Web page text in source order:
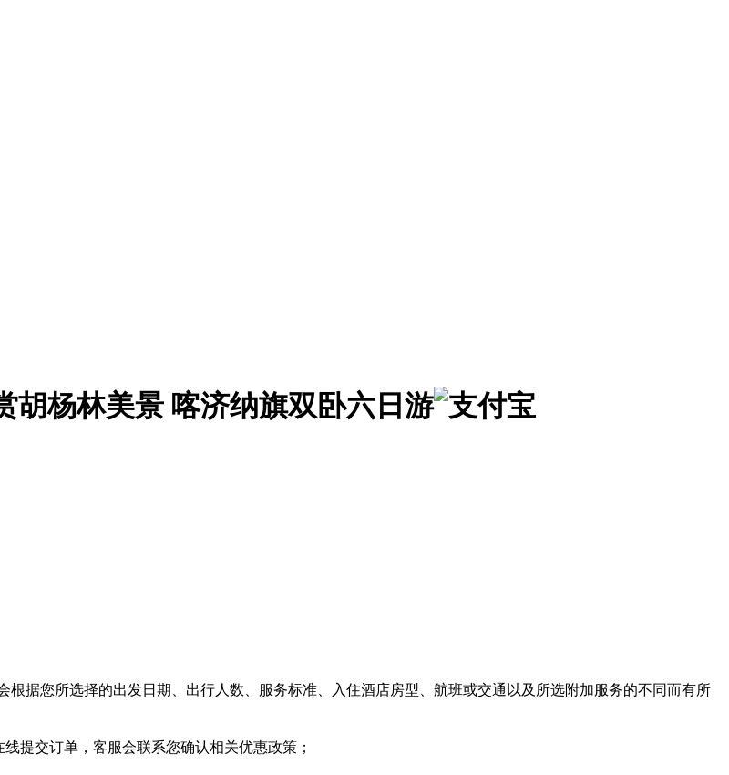
胡杨林美景 喀济纳旗双卧六日游
根据您所选择的出发日期、出行人数、服务标准、入住酒店房型、航班或交通以及所选附加服务的不同而有所
提交订单，客服会联系您确认相关优惠政策；